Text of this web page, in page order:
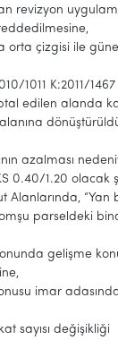
revizyon
orta çizgisi ile
1011 K:2011/1467
iptal edilen alanda
azalması
0.40/1.20 olacak
Alanlarında, “Yan
parseldeki
gelişme
imar
sayısı değişikliği